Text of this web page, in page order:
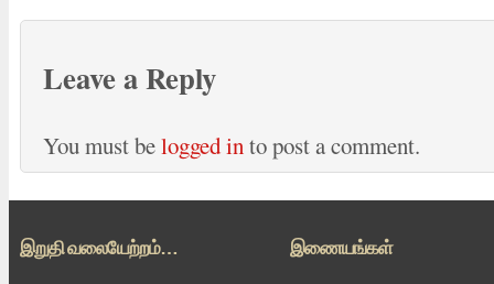
Leave a Reply
You must belogged into post a comment.
இறுதி வலையேற்றம்… இணையங்கள்